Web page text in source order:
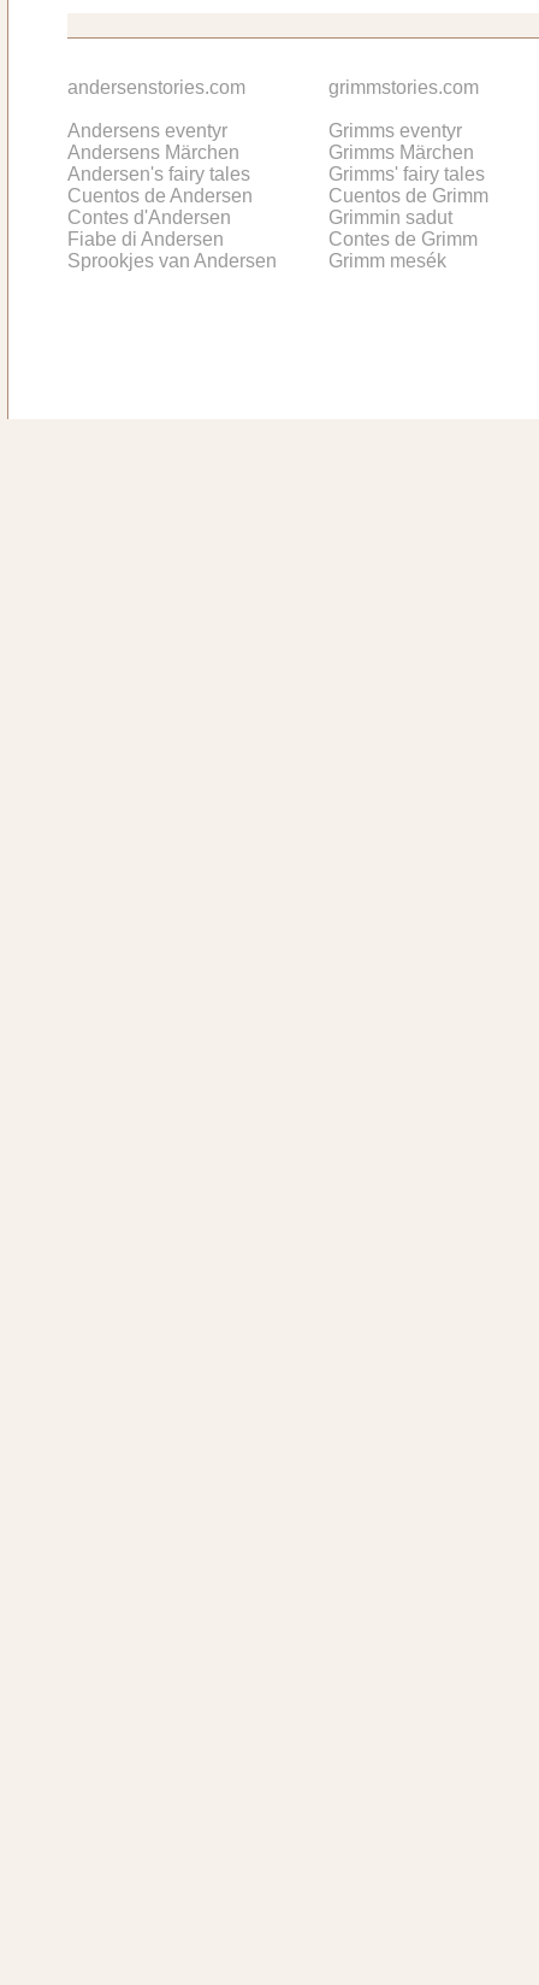
andersenstories.com
Andersens eventyr
Andersens Märchen
Andersen's fairy tales
Cuentos de Andersen
Contes d'Andersen
Fiabe di Andersen
Sprookjes van Andersen
grimmstories.com
Grimms eventyr
Grimms Märchen
Grimms' fairy tales
Cuentos de Grimm
Grimmin sadut
Contes de Grimm
Grimm mesék